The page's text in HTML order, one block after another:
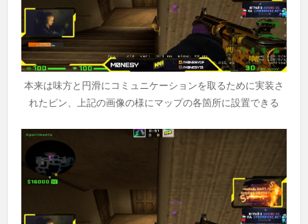
本来は味方と円滑にコミュニケーションを取るために実装さ
れたピン、上記の画像の様にマップの各箇所に設置できる